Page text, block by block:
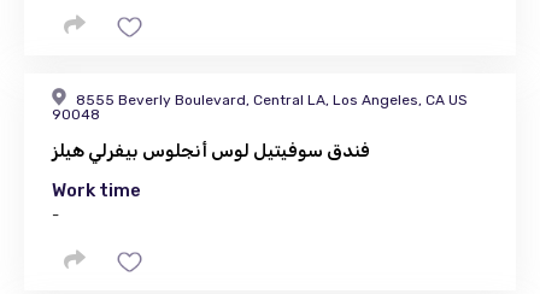
8555 Beverly Boulevard, Central LA, Los Angeles, CA US
90048
فندق سوفيتيل لوس أنجلوس بيفرلي هيلز
Work time
-